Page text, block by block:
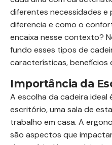
diferentes necessidades e
diferencia e como o
encaixa nesse contexto?
fundo esses tipos de
características, benefícios
Importância da
A escolha da cadeira ideal
escritório, uma sala de
trabalho em casa. A
são aspectos que